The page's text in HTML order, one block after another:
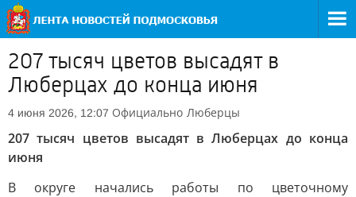
207 тысяч цветов высадят в
Люберцах до конца июня
4 июня 2026, 12:07 Официально Люберцы
207 тысяч цветов высадят в Люберцах до конца
июня
В округе начались работы по цветочному